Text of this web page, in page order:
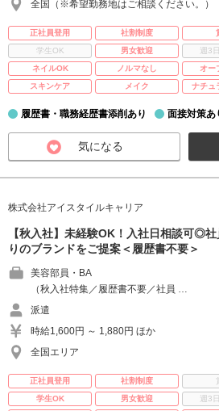
全国（※希望勤務地はご相談ください。）
正社員登用 社割制度
学生OK
男女歓迎 週3
ネイルOK
ノルマなし オー
スキンケア
メイク ナチュ
履歴書・職務経歴書添削あり 面接対策あ
気になる
株式会社アイスタイルキャリア
【秋入社】未経験OK！入社日相談可◎
りのブランドをご提案＜履歴書不要＞
美容部員・BA
（秋入社特集／履歴書不要／社員 …
派遣
時給1,600円 ～ 1,880円 ほか
全国エリア
正社員登用 社割制度
学生OK
男女歓迎 週3